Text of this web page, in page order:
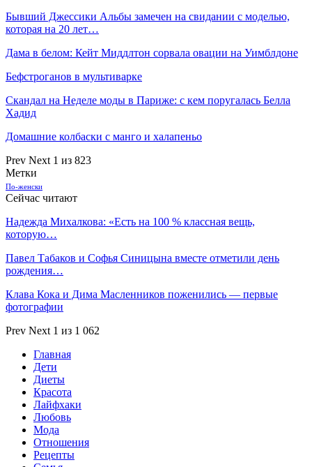
Бывший Джессики Альбы замечен на свидании с моделью,
которая на 20 лет…
Дама в белом: Кейт Миддлтон сорвала овации на Уимблдоне
Бефстроганов в мультиварке
Скандал на Неделе моды в Париже: с кем поругалась Белла
Хадид
Домашние колбаски с манго и халапеньо
Prev Next 1 из 823
Метки
По-женски
Сейчас читают
Надежда Михалкова: «Есть на 100 % классная вещь,
которую…
Павел Табаков и Софья Синицына вместе отметили день
рождения…
Клава Кока и Дима Масленников поженились — первые
фотографии
Prev Next 1 из 1 062
Главная
Дети
Диеты
Красота
Лайфхаки
Любовь
Мода
Отношения
Рецепты